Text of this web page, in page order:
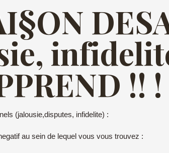
!! !
(jalousie,disputes, infidelite) :
au sein de lequel vous vous trouvez :